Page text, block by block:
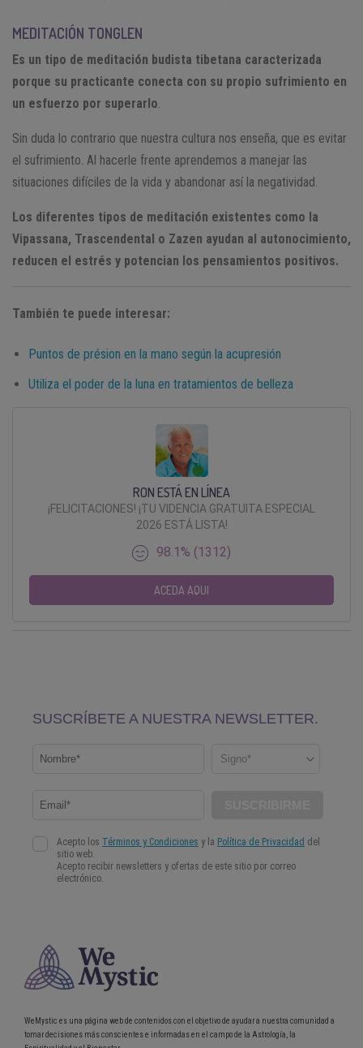
MEDITACIÓN TONGLEN
Es un tipo de meditación budista tibetana caracterizada
porque su practicante conecta con su propio sufrimiento en
un esfuerzo por superarlo.
Sin duda lo contrario que nuestra cultura nos enseña, que es evitar
el sufrimiento. Al hacerle frente aprendemos a manejar las
situaciones difíciles de la vida y abandonar así la negatividad.
Los diferentes tipos de meditación existentes como la
Vipassana, Trascendental o Zazen ayudan al autonocimiento,
reducen el estrés y potencian los pensamientos positivos.
También te puede interesar:
Puntos de présion en la mano según la acupresión
Utiliza el poder de la luna en tratamientos de belleza
RON ESTÁ EN LÍNEA
¡FELICITACIONES! ¡TU VIDENCIA GRATUITA ESPECIAL
2026 ESTÁ LISTA!
98.1% (1312)
ACEDA AQUI
WeMystic es una página web de contenidos con el objetivo de ayudar a nuestra comunidad a
tomar decisiones más conscientes e informadas en el campo de la Astrología, la